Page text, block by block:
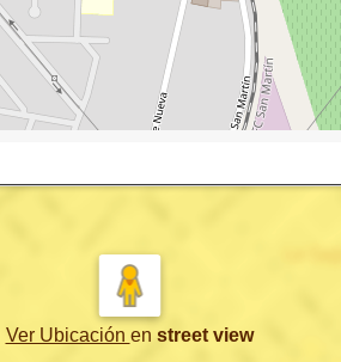
Ver Ubicación en street view